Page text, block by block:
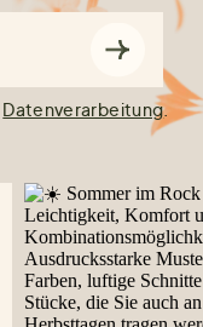
Datenverarbeitung.